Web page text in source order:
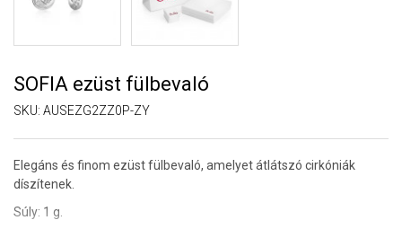
SOFIA ezüst fülbevaló
SKU: AUSEZG2ZZ0P-ZY
Elegáns és finom ezüst fülbevaló, amelyet átlátszó cirkóniák
díszítenek.
Súly: 1 g.